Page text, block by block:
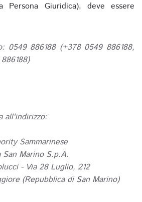
Persona Giuridica), deve essere
0549 886188 (+378 0549 886188,
all'indirizzo:
Sammarinese
Marino S.p.A.
- Via 28 Luglio, 212
(Repubblica di San Marino)